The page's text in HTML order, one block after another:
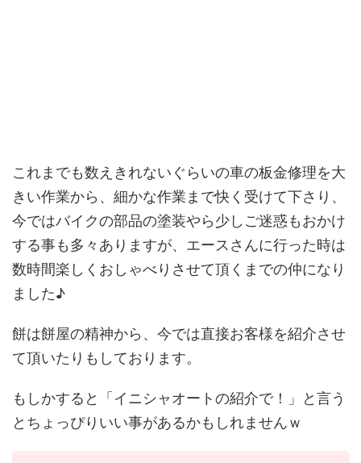
これまでも数えきれないぐらいの車の板金修理を大
きい作業から、細かな作業まで快く受けて下さり、
今ではバイクの部品の塗装やら少しご迷惑もおかけ
する事も多々ありますが、エースさんに行った時は
数時間楽しくおしゃべりさせて頂くまでの仲になり
ました♪
餅は餅屋の精神から、今では直接お客様を紹介させ
て頂いたりもしております。
もしかすると「イニシャオートの紹介で！」と言う
とちょっぴりいい事があるかもしれませんｗ